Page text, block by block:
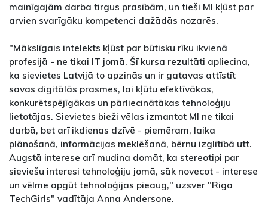
mainīgajām darba tirgus prasībām, un tieši MI kļūst par
arvien svarīgāku kompetenci dažādās nozarēs.
"Mākslīgais intelekts kļūst par būtisku rīku ikvienā
profesijā - ne tikai IT jomā. Šī kursa rezultāti apliecina,
ka sievietes Latvijā to apzinās un ir gatavas attīstīt
savas digitālās prasmes, lai kļūtu efektīvākas,
konkurētspējīgākas un pārliecinātākas tehnoloģiju
lietotājas. Sievietes bieži vēlas izmantot MI ne tikai
darbā, bet arī ikdienas dzīvē - piemēram, laika
plānošanā, informācijas meklēšanā, bērnu izglītībā utt.
Augstā interese arī mudina domāt, ka stereotipi par
sieviešu interesi tehnoloģiju jomā, sāk novecot - interese
un vēlme apgūt tehnoloģijas pieaug," uzsver "Riga
TechGirls" vadītāja Anna Andersone.